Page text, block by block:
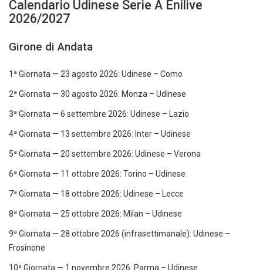
Calendario Udinese Serie A Enilive
2026/2027
Girone di Andata
1ª Giornata — 23 agosto 2026: Udinese – Como
2ª Giornata — 30 agosto 2026: Monza – Udinese
3ª Giornata — 6 settembre 2026: Udinese – Lazio
4ª Giornata — 13 settembre 2026: Inter – Udinese
5ª Giornata — 20 settembre 2026: Udinese – Verona
6ª Giornata — 11 ottobre 2026: Torino – Udinese
7ª Giornata — 18 ottobre 2026: Udinese – Lecce
8ª Giornata — 25 ottobre 2026: Milan – Udinese
9ª Giornata — 28 ottobre 2026 (infrasettimanale): Udinese –
Frosinone
10ª Giornata — 1 novembre 2026: Parma – Udinese